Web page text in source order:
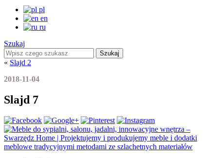
pl
en
ru
Szukaj
Szukaj
« Slajd 2
2018-11-04
Slajd 7